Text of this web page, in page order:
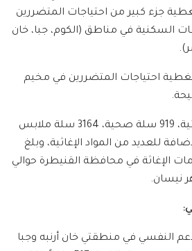
جزء كبير من احتياجات المتضررين
السكنية في مناطق (الكوم، جبا، خان
احتياجات المتضررين في مخيم
تم توزيع 11393 سلة غذائية، 919 سلة صحية، 3164 سلة ملابس
بالإضافة للعديد من المواد الإغاثية، وبلغ
الإغاثة في محافظة القنيطرة حوالي
النفسي في منطقتي خان أرنبه وجبا